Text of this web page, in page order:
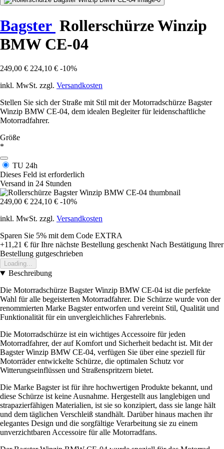
Bagster Rollerschürze Winzip
BMW CE-04
249,00 € 224,10 € -10%
inkl. MwSt. zzgl. Versandkosten
Stellen Sie sich der Straße mit Stil mit der Motorradschürze Bagster
Winzip BMW CE-04, dem idealen Begleiter für leidenschaftliche
Motorradfahrer.
Größe
*
TU 24h
Dieses Feld ist erforderlich
Versand in 24 Stunden
249,00 € 224,10 € -10%
inkl. MwSt. zzgl. Versandkosten
Sparen Sie 5% mit dem Code EXTRA
+11,21 € für Ihre nächste Bestellung geschenkt Nach Bestätigung Ihrer
Bestellung gutgeschrieben
Loading...
Beschreibung
Die Motorradschürze Bagster Winzip BMW CE-04 ist die perfekte
Wahl für alle begeisterten Motorradfahrer. Die Schürze wurde von der
renommierten Marke Bagster entworfen und vereint Stil, Qualität und
Funktionalität für ein unvergleichliches Fahrerlebnis.
Die Motorradschürze ist ein wichtiges Accessoire für jeden
Motorradfahrer, der auf Komfort und Sicherheit bedacht ist. Mit der
Bagster Winzip BMW CE-04, verfügen Sie über eine speziell für
Motorräder entwickelte Schürze, die optimalen Schutz vor
Witterungseinflüssen und Straßenspritzern bietet.
Die Marke Bagster ist für ihre hochwertigen Produkte bekannt, und
diese Schürze ist keine Ausnahme. Hergestellt aus langlebigen und
strapazierfähigen Materialien, ist sie so konzipiert, dass sie lange hält
und dem täglichen Verschleiß standhält. Darüber hinaus machen ihr
elegantes Design und die sorgfältige Verarbeitung sie zu einem
unverzichtbaren Accessoire für alle Motorradfans.